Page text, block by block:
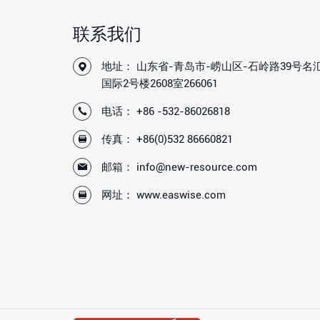
联系我们
地址： 山东省-青岛市-崂山区-石岭路39号名
国际2号楼2608室266061
电话： +86 -532-86026818
传真： +86(0)532 86660821
邮箱： info@new-resource.com
网址： www.easwise.com